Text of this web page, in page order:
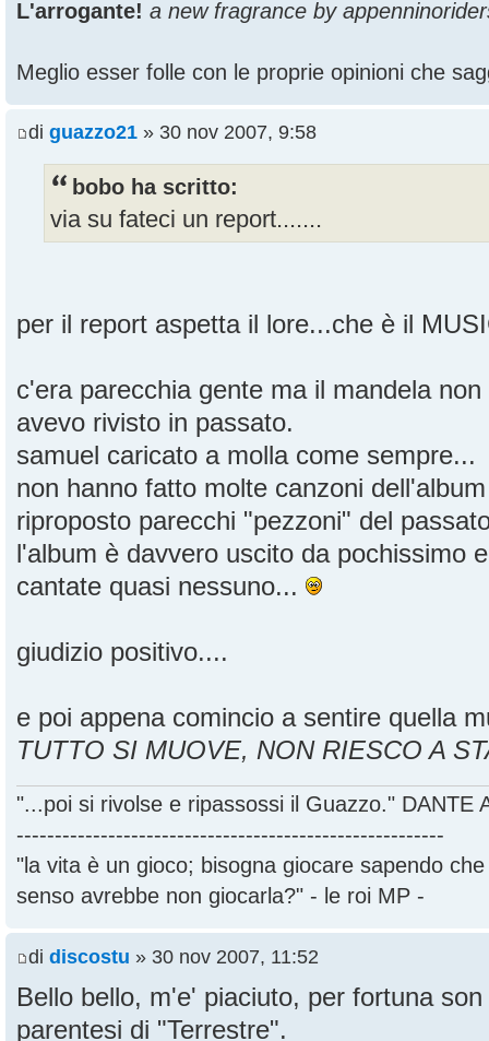
L'arrogante! a new fragrance by
Meglio esser folle con le proprie opinioni che
di guazzo21 » 30 nov 2007, 9:58
bobo ha scritto:
via su fateci un report.......
per il report aspetta il lore...che è il
c'era parecchia gente ma il mandela
avevo rivisto in passato.
samuel caricato a molla come sempre...
non hanno fatto molte canzoni
riproposto parecchi "pezzoni" del
l'album è davvero uscito da pochissimo
cantate quasi nessuno...
giudizio positivo....
e poi appena comincio a sentire quella
TUTTO SI MUOVE, NON RIESCO A
"...poi si rivolse e ripassossi il Guazzo." DANTE
--------------------------------------------------------
"la vita è un gioco; bisogna giocare sapendo
senso avrebbe non giocarla?" - le roi MP -
di discostu » 30 nov 2007, 11:52
Bello bello, m'e' piaciuto, per fortuna
parentesi di "Terrestre".